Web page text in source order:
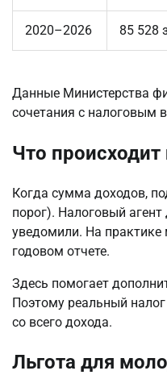
2020–2026 85 528
Данные Министерства
сочетания с налоговым
Что
Когда сумма доходов,
порог). Налоговый
уведомили. На
годовом отчете.
Здесь помогает
Поэтому реальный
со всего дохода.
Льгота для